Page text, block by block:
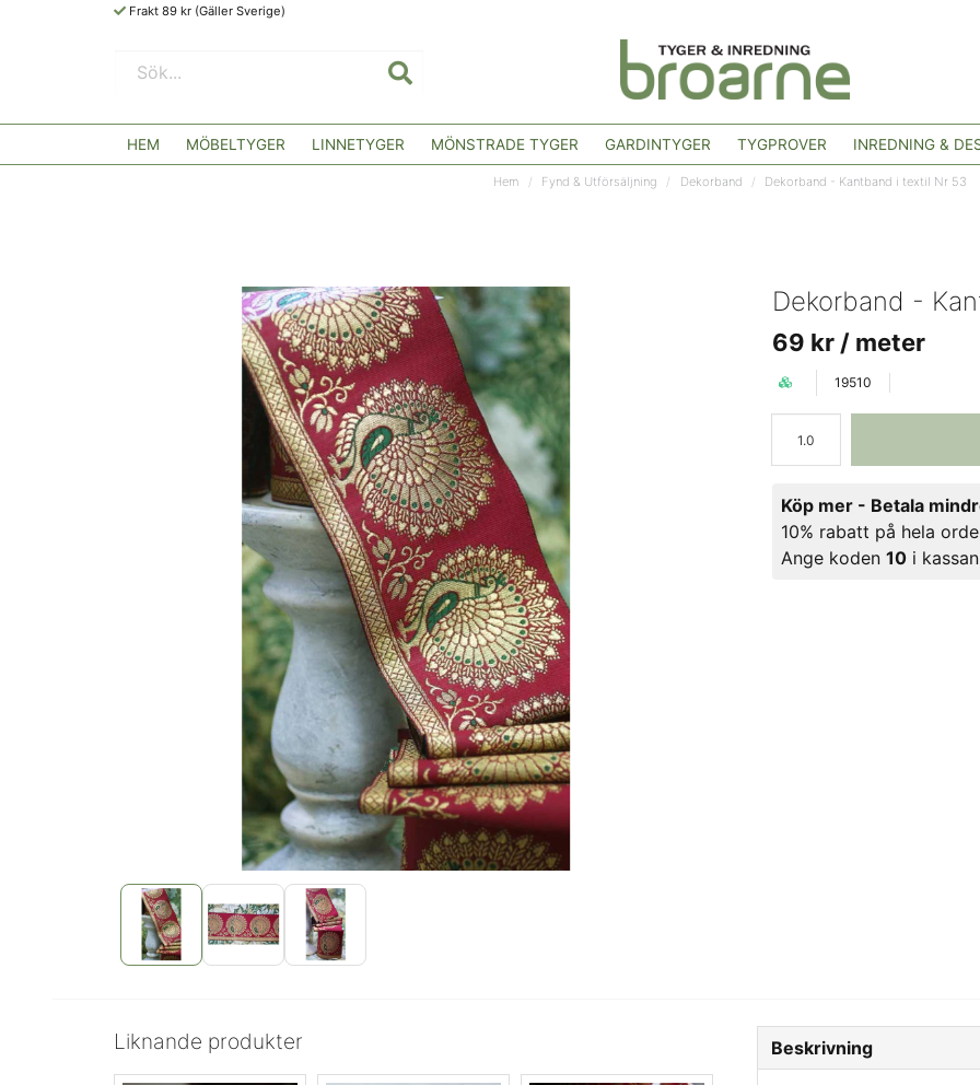
Frakt 89 kr (Gäller Sverige)
HEM MÖBELTYGER LINNETYGER MÖNSTRADE TYGER GARDINTYGER TYGPROVER INREDNING &
Hem Fynd & Utförsäljning Dekorband Dekorband - Kantband i textil Nr 53
Dekorband -
69 kr / meter
19510
Köp mer - Betala
10% rabatt på hela
Ange koden10 i kassan
Liknande produkter Beskrivning